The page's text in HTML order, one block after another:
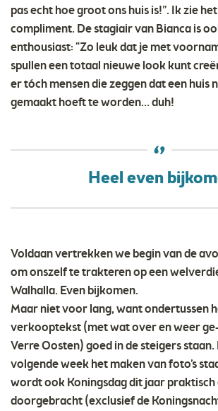
pas echt hoe groot ons huis is!”. Ik zie
compliment. De stagiair van Bianca is
enthousiast: “Zo leuk dat je met
spullen een totaal nieuwe look kunt
er tóch mensen die zeggen dat een
gemaakt hoeft te worden… duh!
Heel even
Voldaan vertrekken we begin van de
om onszelf te trakteren op een
Walhalla. Even bijkomen.
Maar niet voor lang, want ondertussen
verkooptekst (met wat over en weer
Verre Oosten) goed in de steigers
volgende week het maken van foto’s
wordt ook Koningsdag dit jaar praktisch
doorgebracht (exclusief de